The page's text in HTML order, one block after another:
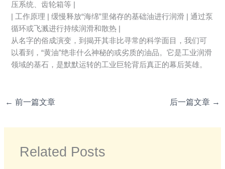
压系统、齿轮箱等 |
| 工作原理 | 缓慢释放“海绵”里储存的基础油进行润滑 | 通过泵
循环或飞溅进行持续润滑和散热 |
从名字的俗成演变，到揭开其非比寻常的科学面目，我们可
以看到，“黄油”绝非什么神秘的或劣质的油品。它是工业润滑
领域的基石，是默默运转的工业巨轮背后真正的幕后英雄。
← 前一篇文章 后一篇文章 →
Related Posts